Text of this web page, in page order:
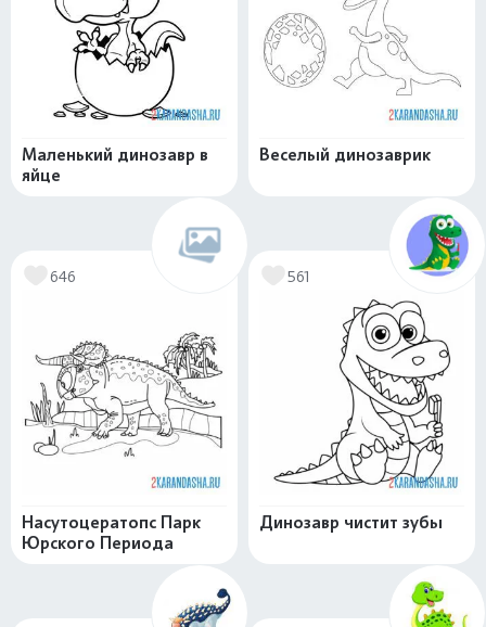
Маленький динозавр в
яйце
Веселый динозаврик
646
Насутоцератопс Парк
Юрского Периода
561
Динозавр чистит зубы